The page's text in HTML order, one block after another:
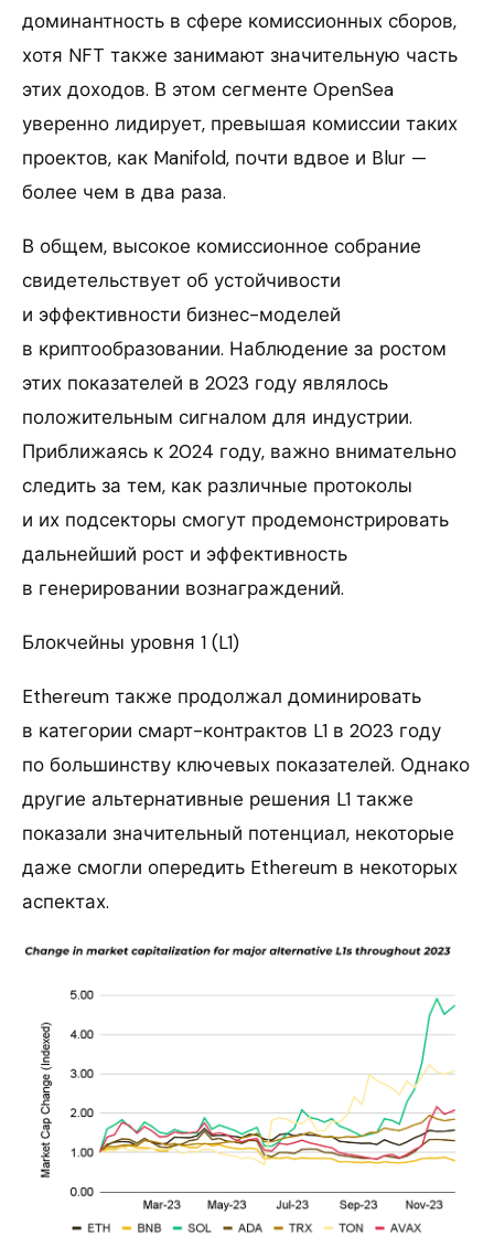
доминантность в сфере комиссионных сборов,
хотя NFT также занимают значительную часть
этих доходов. В этом сегменте OpenSea
уверенно лидирует, превышая комиссии таких
проектов, как Manifold, почти вдвое и Blur —
более чем в два раза.
В общем, высокое комиссионное собрание
свидетельствует об устойчивости
и эффективности бизнес-моделей
в криптообразовании. Наблюдение за ростом
этих показателей в 2023 году являлось
положительным сигналом для индустрии.
Приближаясь к 2024 году, важно внимательно
следить за тем, как различные протоколы
и их подсекторы смогут продемонстрировать
дальнейший рост и эффективность
в генерировании вознаграждений.
Блокчейны уровня 1 (L1)
Ethereum также продолжал доминировать
в категории смарт-контрактов L1 в 2023 году
по большинству ключевых показателей. Однако
другие альтернативные решения L1 также
показали значительный потенциал, некоторые
даже смогли опередить Ethereum в некоторых
аспектах.